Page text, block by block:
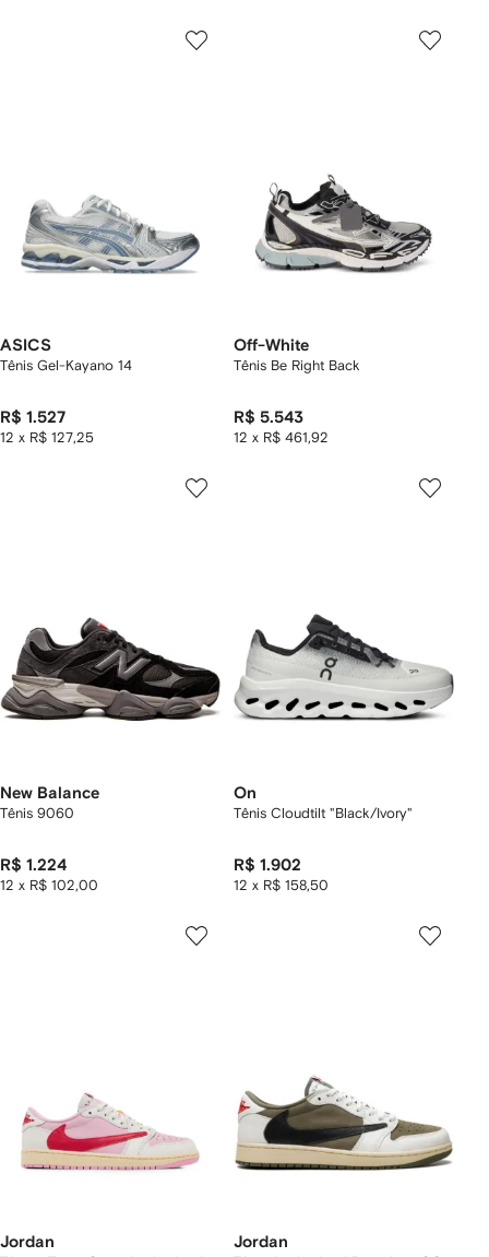
ASICS
Tênis Gel-Kayano 14
R$ 1.527
12 x R$ 127,25
Off-White
Tênis Be Right Back
R$ 5.543
12 x R$ 461,92
New Balance
Tênis 9060
R$ 1.224
12 x R$ 102,00
On
Tênis Cloudtilt "Black/Ivory"
R$ 1.902
12 x R$ 158,50
Jordan Jordan